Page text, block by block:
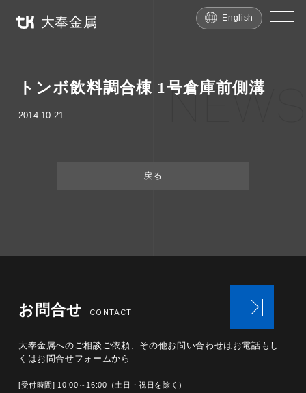
大奉金属 English
トンボ飲料調合棟 1号倉庫前側溝
2014.10.21 NEWS
戻る
お問合せ CONTACT
大奉金属へのご相談ご依頼、その他お問い合わせは お電話もし
くはお問合せフォームから
[受付時間] 10:00～16:00（土日・祝日を除く）